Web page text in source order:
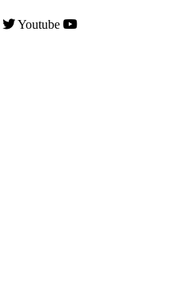
Youtube